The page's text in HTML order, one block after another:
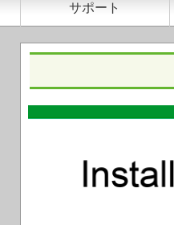
サポート